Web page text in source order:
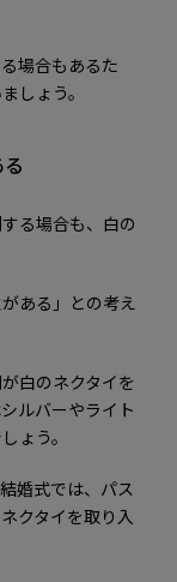
場合もあるた
しょう。
る場合も、白の
ある」との考え
白のネクタイを
ルバーやライト
ょう。
婚式では、パス
クタイを取り入